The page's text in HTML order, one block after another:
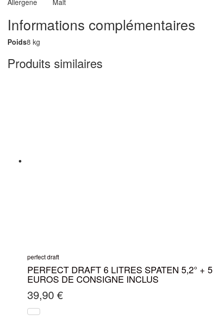
Allergene Malt
Informations complémentaires
Poids8 kg
Produits similaires
perfect draft
PERFECT DRAFT 6 LITRES SPATEN 5,2° + 5
EUROS DE CONSIGNE INCLUS
39,90 €